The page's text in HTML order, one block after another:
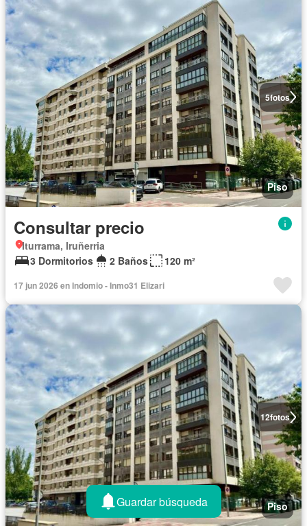
5fotos
Piso
Consultar precio
Iturrama, Iruñerria
3 Dormitorios
2 Baños 120 m²
17 jun 2026 en Indomio - Inmo31 Elizari
12fotos
Piso
Guardar búsqueda